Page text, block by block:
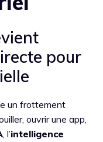
pour
un frottement
ouvrir une app,
, l’intelligence